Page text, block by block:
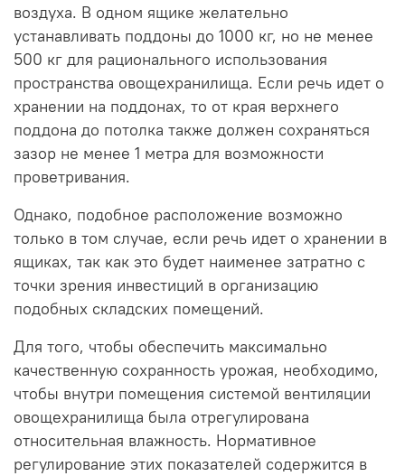
воздуха. В одном ящике желательно
устанавливать поддоны до 1000 кг, но не менее
500 кг для рационального использования
пространства овощехранилища. Если речь идет о
хранении на поддонах, то от края верхнего
поддона до потолка также должен сохраняться
зазор не менее 1 метра для возможности
проветривания.
Однако, подобное расположение возможно
только в том случае, если речь идет о хранении в
ящиках, так как это будет наименее затратно с
точки зрения инвестиций в организацию
подобных складских помещений.
Для того, чтобы обеспечить максимально
качественную сохранность урожая, необходимо,
чтобы внутри помещения системой вентиляции
овощехранилища была отрегулирована
относительная влажность. Нормативное
регулирование этих показателей содержится в